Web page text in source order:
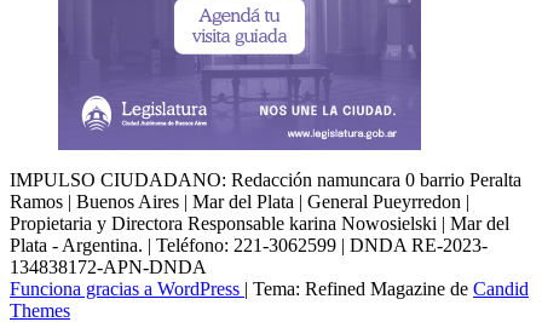
IMPULSO CIUDADANO: Redacción namuncara 0 barrio Peralta
Ramos | Buenos Aires | Mar del Plata | General Pueyrredon |
Propietaria y Directora Responsable karina Nowosielski | Mar del
Plata - Argentina. | Teléfono: 221-3062599 | DNDA RE-2023-
134838172-APN-DNDA
Funciona gracias a WordPress | Tema: Refined Magazine de Candid
Themes